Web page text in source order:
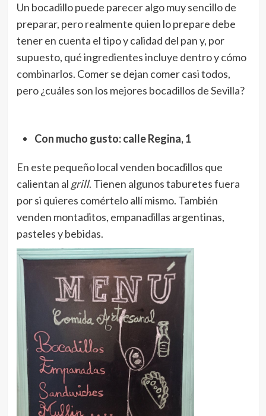
Un bocadillo puede parecer algo muy sencillo de
preparar, pero realmente quien lo prepare debe
tener en cuenta el tipo y calidad del pan y, por
supuesto, qué ingredientes incluye dentro y cómo
combinarlos. Comer se dejan comer casi todos,
pero ¿cuáles son los mejores bocadillos de Sevilla?
Con mucho gusto: calle Regina, 1
En este pequeño local venden bocadillos que
calientan al grill. Tienen algunos taburetes fuera
por si quieres comértelo allí mismo. También
venden montaditos, empanadillas argentinas,
pasteles y bebidas.